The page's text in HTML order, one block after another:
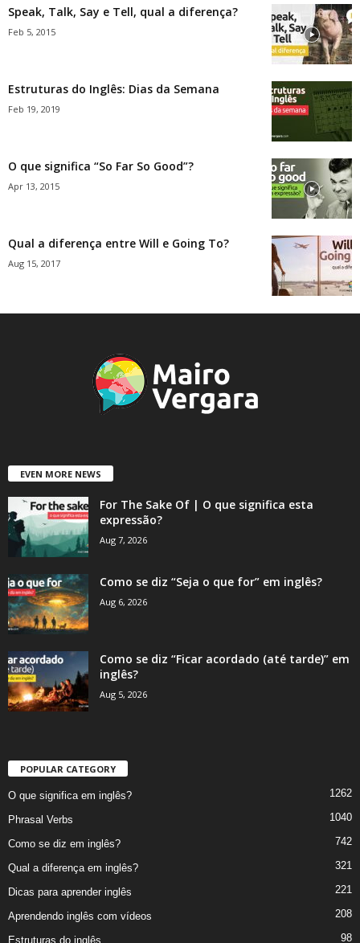
Speak, Talk, Say e Tell, qual a diferença?
Feb 5, 2015
Estruturas do Inglês: Dias da Semana
Feb 19, 2019
O que significa “So Far So Good”?
Apr 13, 2015
Qual a diferença entre Will e Going To?
Aug 15, 2017
EVEN MORE NEWS
For The Sake Of | O que significa esta
expressão?
Aug 7, 2026
Como se diz “Seja o que for” em inglês?
Aug 6, 2026
Como se diz “Ficar acordado (até tarde)” em
inglês?
Aug 5, 2026
POPULAR CATEGORY
O que significa em inglês? 1262
Phrasal Verbs 1040
Como se diz em inglês? 742
Qual a diferença em inglês? 321
Dicas para aprender inglês 221
Aprendendo inglês com vídeos 208
Estruturas do inglês 98